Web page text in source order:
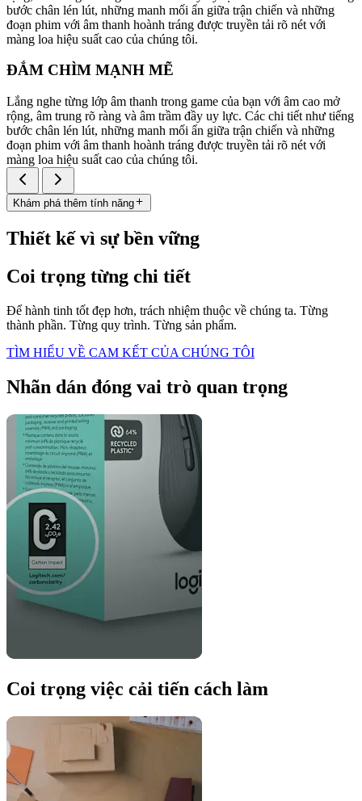
bước chân lén lút, những manh mối ẩn giữa trận chiến và những
đoạn phim với âm thanh hoành tráng được truyền tải rõ nét với
màng loa hiệu suất cao của chúng tôi.
ĐẮM CHÌM MẠNH MẼ
Lắng nghe từng lớp âm thanh trong game của bạn với âm cao mở
rộng, âm trung rõ ràng và âm trầm đầy uy lực. Các chi tiết như tiếng
bước chân lén lút, những manh mối ẩn giữa trận chiến và những
đoạn phim với âm thanh hoành tráng được truyền tải rõ nét với
màng loa hiệu suất cao của chúng tôi.
Khám phá thêm tính năng
Thiết kế vì sự bền vững
Coi trọng từng chi tiết
Để hành tinh tốt đẹp hơn, trách nhiệm thuộc về chúng ta. Từng
thành phần. Từng quy trình. Từng sản phẩm.
TÌM HIỂU VỀ CAM KẾT CỦA CHÚNG TÔI
Nhãn dán đóng vai trò quan trọng
Coi trọng việc cải tiến cách làm